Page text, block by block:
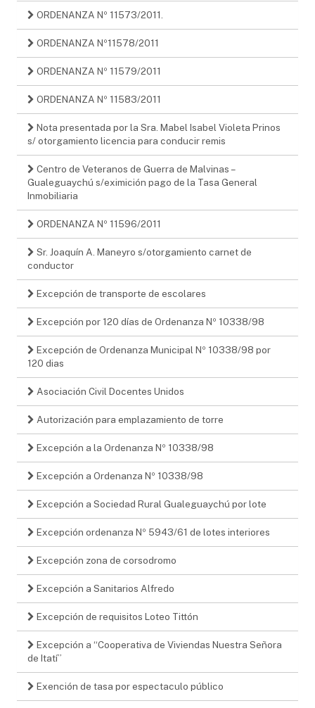
ORDENANZA Nº 11573/2011.
ORDENANZA Nº11578/2011
ORDENANZA Nº 11579/2011
ORDENANZA Nº 11583/2011
Nota presentada por la Sra. Mabel Isabel Violeta Prinos
s/ otorgamiento licencia para conducir remis
Centro de Veteranos de Guerra de Malvinas –
Gualeguaychú s/eximición pago de la Tasa General
Inmobiliaria
ORDENANZA Nº 11596/2011
Sr. Joaquín A. Maneyro s/otorgamiento carnet de
conductor
Excepción de transporte de escolares
Excepción por 120 días de Ordenanza Nº 10338/98
Excepción de Ordenanza Municipal Nº 10338/98 por
120 dias
Asociación Civil Docentes Unidos
Autorización para emplazamiento de torre
Excepción a la Ordenanza Nº 10338/98
Excepción a Ordenanza Nº 10338/98
Excepción a Sociedad Rural Gualeguaychú por lote
Excepción ordenanza Nº 5943/61 de lotes interiores
Excepción zona de corsodromo
Excepción a Sanitarios Alfredo
Excepción de requisitos Loteo Tittón
Excepción a “Cooperativa de Viviendas Nuestra Señora
de Itatí”
Exención de tasa por espectaculo público